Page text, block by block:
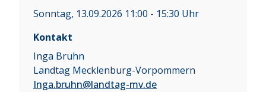
Sonntag, 13.09.2026 11:00 - 15:30 Uhr
Kontakt
Inga Bruhn
Landtag Mecklenburg-Vorpommern
Inga.bruhn@landtag-mv.de